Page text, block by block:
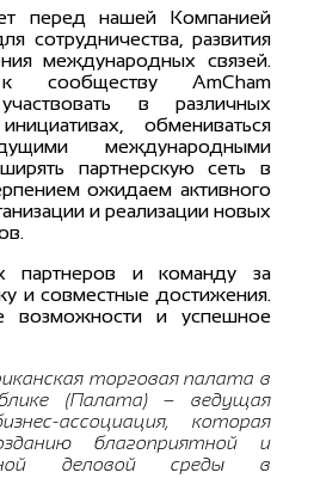
перед нашей Компанией
сотрудничества, развития
международных связей.
сообществу AmCham
в различных
обмениваться
международными
партнерскую сеть в
ожидаем активного
и реализации новых
партнеров и команду за
и совместные достижения.
и успешное
торговая палата в
(Палата) – ведущая
ассоциация, которая
благоприятной и
деловой среды в